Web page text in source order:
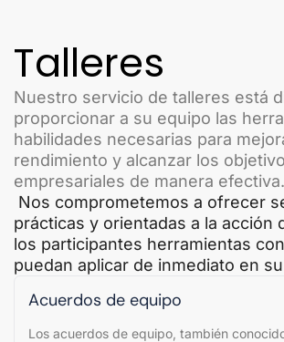
Talleres
Nuestro servicio de talleres está
proporcionar a su equipo las
habilidades necesarias para
rendimiento y alcanzar los
empresariales de manera efectiva.
Nos comprometemos a ofrecer
prácticas y orientadas a la acción
los participantes herramientas
puedan aplicar de inmediato en
Acuerdos de equipo
Los acuerdos de equipo, también